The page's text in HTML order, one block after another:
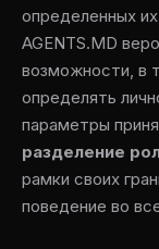
определенных
AGENTS.MD
возможности, в
определять
параметры
разделение
рамки своих
поведение во